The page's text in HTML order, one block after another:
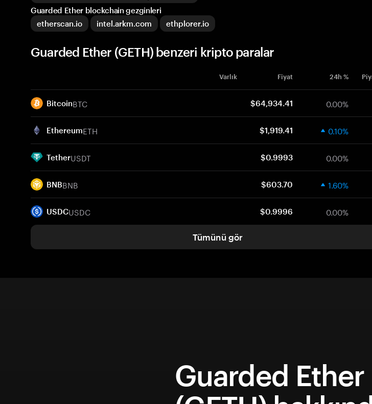
Guarded Ether blockchain gezginleri
etherscan.io
intel.arkm.com ethplorer.io
Guarded Ether (GETH) benzeri kripto paralar
Varlık Fiyat 24h %
BitcoinBTC $64,934.41 0.00%
EthereumETH $1,919.41 0.10%
TetherUSDT $0.9993 0.00%
BNBBNB $603.70 1.60%
USDCUSDC $0.9996 0.00%
Tümünü gör
Guarded Ether